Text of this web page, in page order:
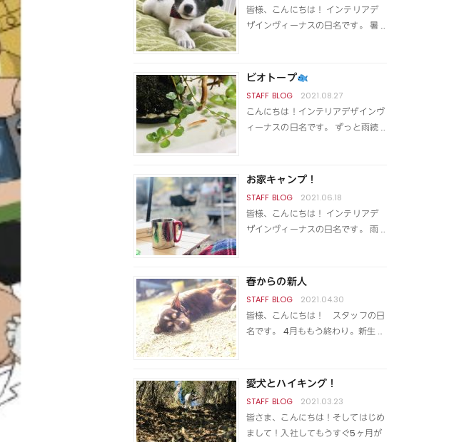
皆様、こんにちは！ インテリアデ
ザインヴィーナスの日名です。 暑 …
ビオトープ
2021.08.27
こんにちは！インテリアデザインヴ
ィーナスの日名です。 ずっと雨続 …
お家キャンプ！
2021.06.18
皆様、こんにちは！ インテリアデ
ザインヴィーナスの日名です。 雨 …
春からの新人
2021.04.30
皆様、こんにちは！ スタッフの日
名です。 4月ももう終わり。新生 …
愛犬とハイキング！
2021.03.23
皆さま、こんにちは！そしてはじめ
まして！入社してもうすぐ5ヶ月が